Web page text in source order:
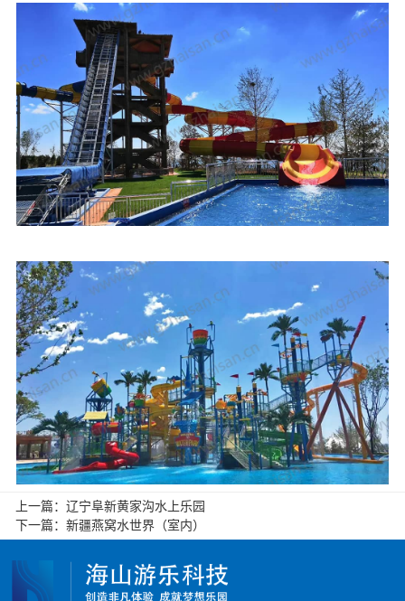
上一篇： 辽宁阜新黄家沟水上乐园
下一篇： 新疆燕窝水世界（室内）